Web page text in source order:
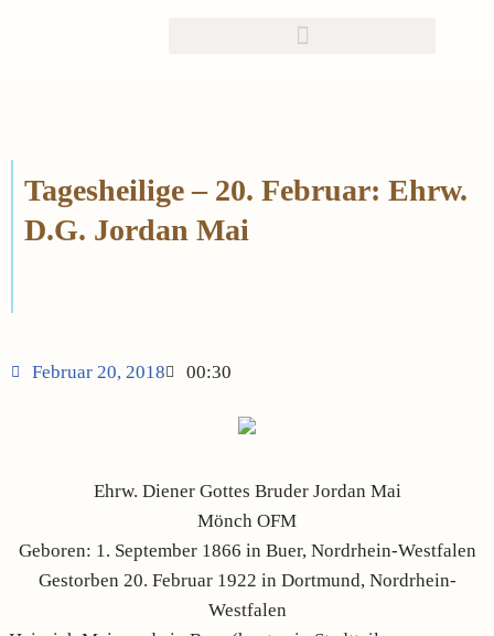
Tagesheilige – 20. Februar: Ehrw.
D.G. Jordan Mai
Februar 20, 2018 00:30
Ehrw. Diener Gottes Bruder Jordan Mai
Mönch OFM
Geboren: 1. September 1866 in Buer, Nordrhein-Westfalen
Gestorben 20. Februar 1922 in Dortmund, Nordrhein-
Westfalen